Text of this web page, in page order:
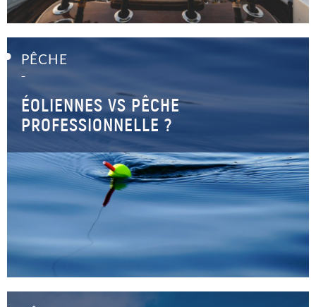
PÊCHE
–
ÉOLIENNES VS PÊCHE
PROFESSIONNELLE ?